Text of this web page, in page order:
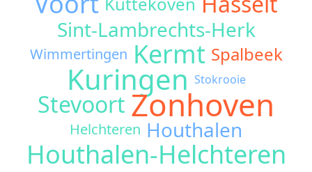
Sint-Lambrechts-Herk
Wimmertingen Kermt Spalbeek
Kuringen Stokrooie
Stevoort Zonhoven
Helchteren Houthalen
Houthalen-Helchteren